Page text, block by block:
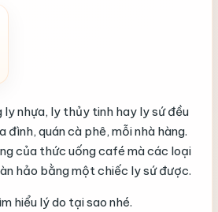
ly nhựa, ly thủy tinh hay ly sứ đều
đình, quán cà phê, mỗi nhà hàng.
của thức uống café mà các loại
hảo bằng một chiếc ly sứ được.
hiểu lý do tại sao nhé.